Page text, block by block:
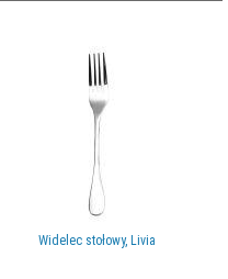
Widelec stołowy, Livia